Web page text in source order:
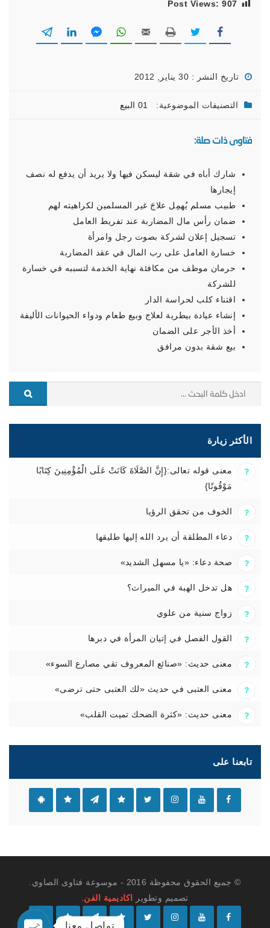
Post Views: 907
تاريخ النشر : 30 يناير, 2012
التصنيفات الموضوعية: 01 البيع
فتاوى ذات صلة:
شارك أباه في شقة ليسكن فيها ولا يريد أن يدفع له نصف
إيجارها
طبيب مسلم يُهمِل علاجَ غير المسلمين لكراهيته لهم
ضمان رأس مال المضاربة عند تفريط العامل
تسجيل إعلان لشركة بصوت رجل وامرأة
خسارة العامل على رب المال في عقد المضاربة
حرمان موظف من مكافئة نهاية الخدمة لتسببه في خسارة
للشركة
اقتناء كلب لحراسة الدار
إنشاء عيادة بيطرية لعلاج وبيع طعام ودواء الحيوانات الأليفة
أخذ الأجر على الضمان
بيع شقة بدون مرافق
الأكثر زيارة
معنى قوله تعالى:{إِنَّ الصَّلَاةَ كَانَتْ عَلَى الْمُؤْمِنِينَ كِتَابًا
مَوْقُوتًا}
الخوف من تحقق الرؤيا
دعاء المطلقة أن يرد الله إليها طليقها
صحة دعاء: «يا مسهل الشديد»
هل تدخل الهبة في الميراث؟
زواج سنية من علوي
القول الفصل في إتيان المرأة في دبرها
معنى حديث: «صنائع المعروف تقي مصارع السوء»
معنى العتبى في حديث «لك العتبى حتى ترضى»
معنى حديث: «كثرة الضحك تميت القلب»
تابعنا على
© جميع الحقوق محفوظة 2016 - موسوعة فتاوى الصاوي.
تصميم وتطوير
اكاديمية الفن
تواصل معنا